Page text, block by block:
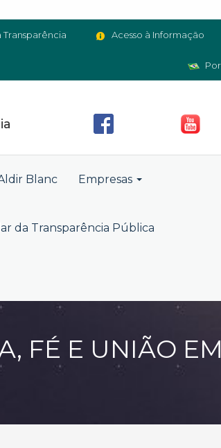
Acesso à Informação
Transparência
Blanc Empresas
da Transparência Pública
FÉ E UNIÃO EM